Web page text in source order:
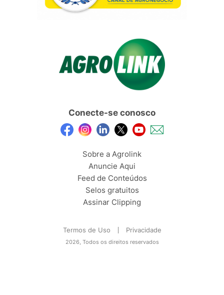
Conecte-se conosco
Sobre a Agrolink
Anuncie Aqui
Feed de Conteúdos
Selos gratuitos
Assinar Clipping
Termos de Uso Privacidade
2026, Todos os direitos reservados